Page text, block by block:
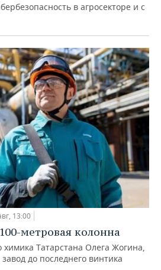
в агросекторе и с
13:00
метровая колонна
химика Татарстана Олега Жогина,
до последнего винтика